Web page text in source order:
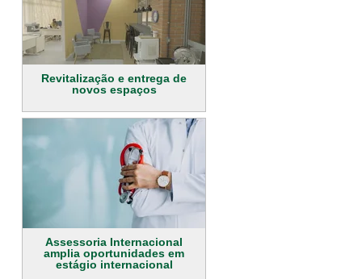
Revitalização e entrega de
novos espaços
Assessoria Internacional
amplia oportunidades em
estágio internacional